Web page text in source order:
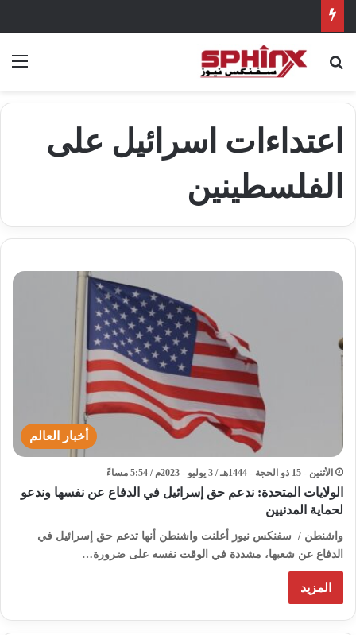
بحث عن
اعتداءات اسرائيل على
الفلسطينين
أخبار العالم
الأثنين - 15 ذو الحجة - 1444هـ / 3 يوليو - 2023م / 5:54 مساءً
الولايات المتحدة: ندعم حق إسرائيل في الدفاع عن نفسها وندعو
لحماية المدنيين
واشنطن / سفنكس نيوز أعلنت واشنطن أنها تدعم حق إسرائيل في
الدفاع عن شعبها، مشددة في الوقت نفسه على ضرورة…
المزيد